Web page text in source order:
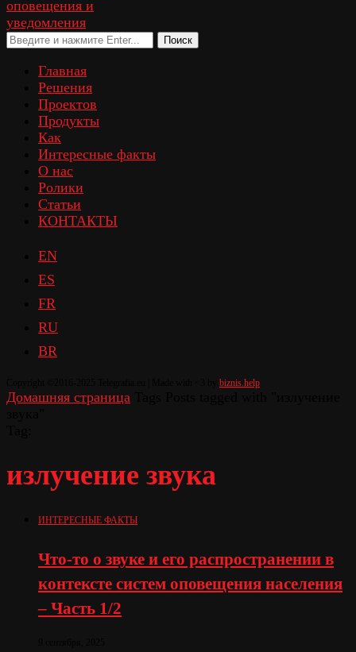
Поиск
Главная
Решения
Проектов
Продукты
Как
Интересные факты
О нас
Ролики
Статьи
КОНТАКТЫ
EN
ES
FR
RU
BR
biznis.help
Домашняя страница
излучение звука
ИНТЕРЕСНЫЕ ФАКТЫ
Что-то о звуке и его распространении в
контексте систем оповещения населения
– Часть 1/2